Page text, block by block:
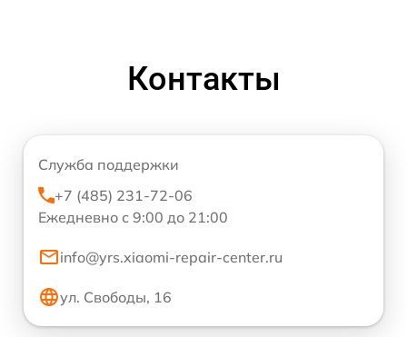
Контакты
Служба поддержки
+7 (485) 231-72-06
Ежедневно с 9:00 до 21:00
info@yrs.xiaomi-repair-center.ru
ул. Свободы, 16